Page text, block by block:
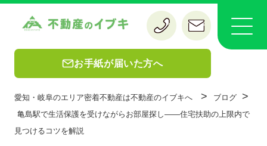
お手紙が届いた方へ
愛知・岐阜のエリア密着不動産は不動産のイブキへ > ブログ >
亀島駅で生活保護を受けながらお部屋探し——住宅扶助の上限内で
見つけるコツを解説